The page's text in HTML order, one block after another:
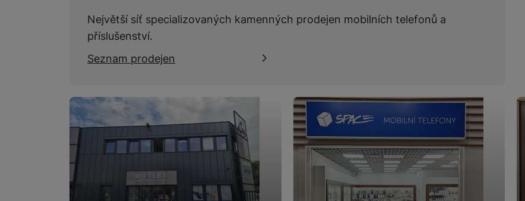
Největší síť specializovaných kamenných prodejen mobilních telefonů a
příslušenství.
Seznam prodejen